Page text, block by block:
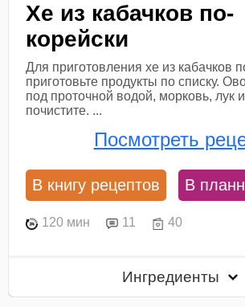
Хе из кабачков по-
корейски
Для приготовления хе из кабачков
приготовьте продукты по списку.
под проточной водой, морковь, лук
почистите. ...
Посмотреть
В книгу рецептов В
120 мин 11 40
Ингредиенты